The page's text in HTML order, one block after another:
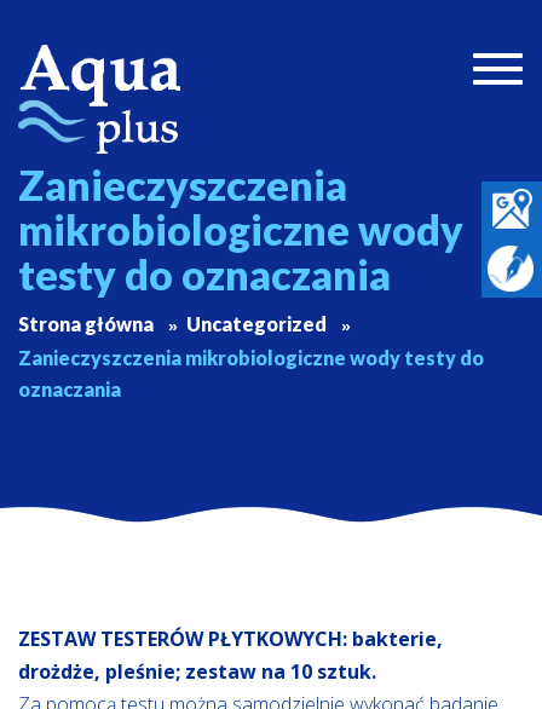
Zanieczyszczenia
mikrobiologiczne wody
testy do oznaczania
Strona główna
Uncategorized
Zanieczyszczenia mikrobiologiczne wody testy do
oznaczania
ZESTAW TESTERÓW PŁYTKOWYCH: bakterie,
drożdże, pleśnie; zestaw na 10 sztuk.